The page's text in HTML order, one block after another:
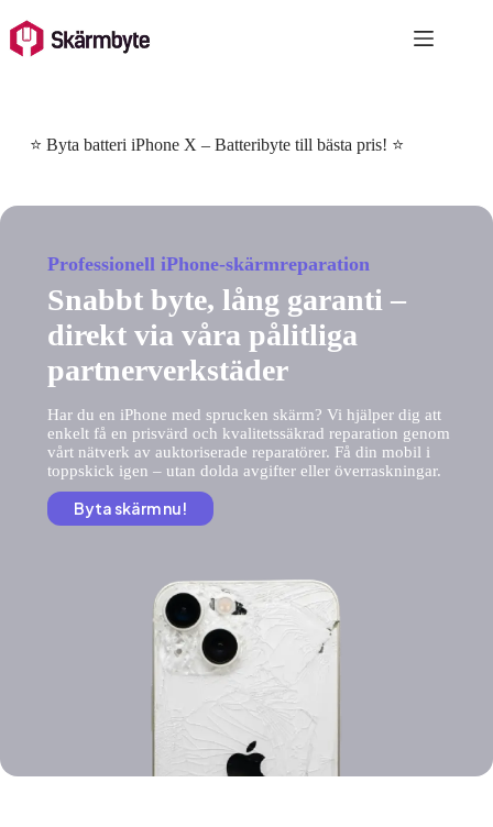
to
content
⭐ Byta batteri iPhone X – Batteribyte till bästa pris! ⭐
Professionell iPhone-skärmreparation
Snabbt byte, lång garanti –
direkt via våra pålitliga
partnerverkstäder
Har du en iPhone med sprucken skärm? Vi hjälper dig att
enkelt få en prisvärd och kvalitetssäkrad reparation genom
vårt nätverk av auktoriserade reparatörer. Få din mobil i
toppskick igen – utan dolda avgifter eller överraskningar.
Byta skärm nu!